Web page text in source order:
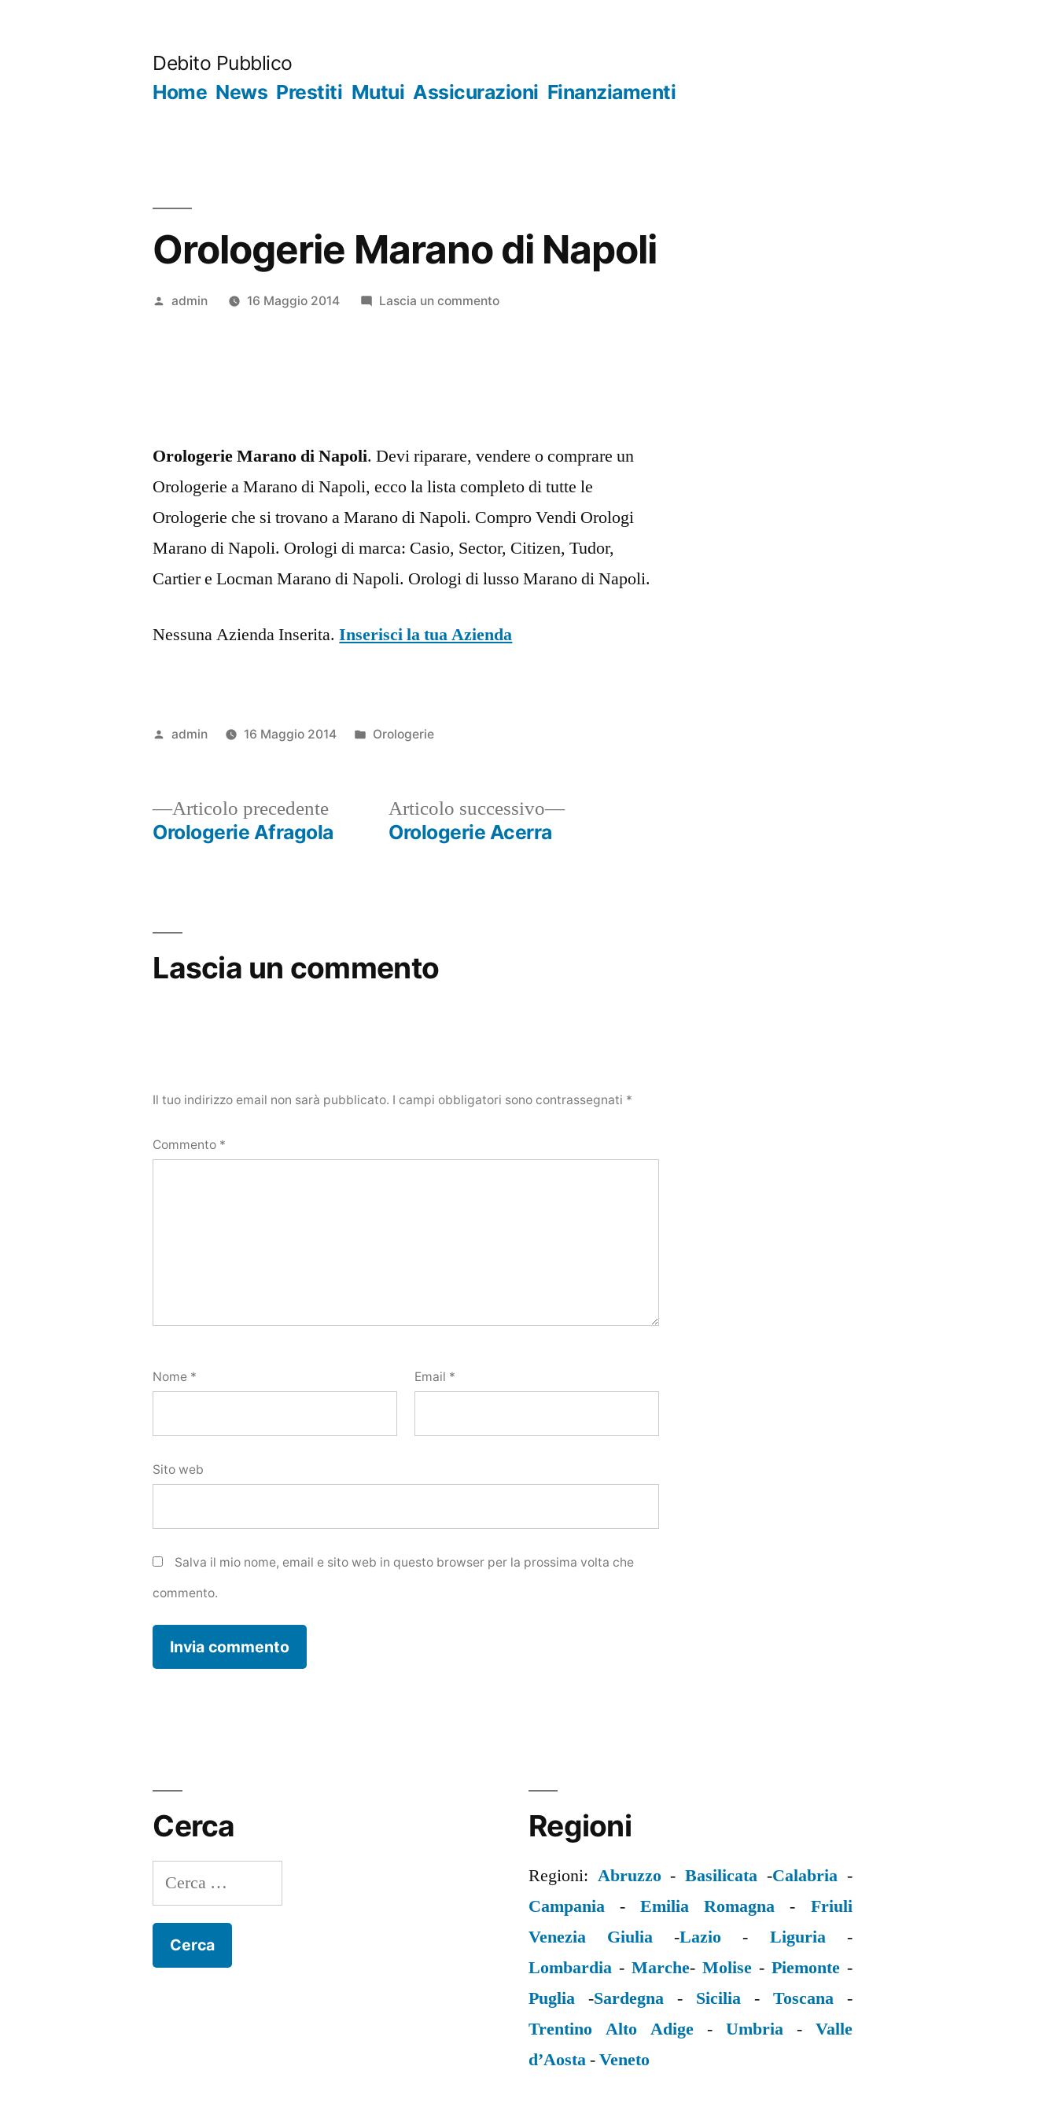
Debito Pubblico
Home News Prestiti Mutui Assicurazioni Finanziamenti
Orologerie Marano di Napoli
Pubblicato
admin 16 Maggio 2014 Lascia un commentosu
Orologerie Marano di Napoli. Devi riparare, vendere o comprare un
Orologerie a Marano di Napoli, ecco la lista completo di tutte le
Orologerie che si trovano a Marano di Napoli. Compro Vendi Orologi
Marano di Napoli. Orologi di marca: Casio, Sector, Citizen, Tudor,
Cartier e Locman Marano di Napoli. Orologi di lusso Marano di Napoli.
Nessuna Azienda Inserita. Inserisci la tua Azienda
Pubblicato
admin 16 Maggio 2014
Pubblicato
Orologerie
Navigazione
Articolo precedenteArticolo
precedente:
Orologerie Afragola
Articolo successivo
Articolo
Orologerie Acerra
Lascia un commento
Il tuo indirizzo email non sarà pubblicato. I campi obbligatori sono contrassegnati *
Commento *
Nome * Email *
Sito web
Salva il mio nome, email e sito web in questo browser per la prossima volta che
commento.
Cerca
Ricerca
per:
Regioni
Regioni: Abruzzo-Basilicata -Calabria-
Campania -Emilia Romagna - Friuli
Venezia Giulia -Lazio - Liguria-
Lombardia - Marche- Molise- Piemonte-
Puglia -Sardegna- Sicilia- Toscana-
Trentino Alto Adige- Umbria- Valle
d’Aosta-Veneto